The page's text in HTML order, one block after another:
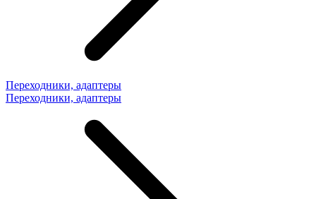
Переходники, адаптеры
Переходники, адаптеры